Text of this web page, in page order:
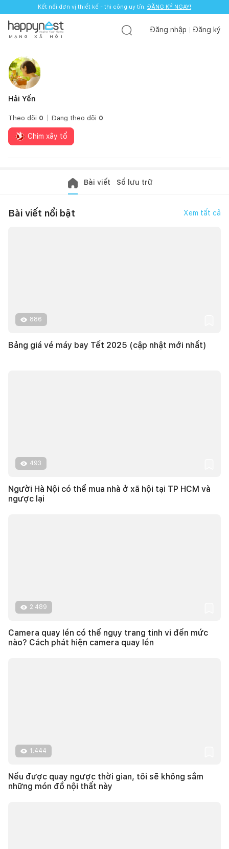
Kết nối đơn vị thiết kế - thi công uy tín. ĐĂNG KÝ NGAY!
Kết nối đơn vị thiết kế - thi công uy tín. ĐĂNG KÝ NGAY!
M Ạ N G X Ã H Ộ I
Đăng nhập Đăng ký
Hải Yến
Theo dõi 0 Đang theo dõi 0
Chim xây tổ
Bài viết Sổ lưu trữ
Bài viết nổi bật Xem tất cả
886
Bảng giá vé máy bay Tết 2025 (cập nhật mới nhất)
493
Người Hà Nội có thể mua nhà ở xã hội tại TP HCM và
ngược lại
2.489
Camera quay lén có thể ngụy trang tinh vi đến mức
nào? Cách phát hiện camera quay lén
1.444
Nếu được quay ngược thời gian, tôi sẽ không sắm
những món đồ nội thất này